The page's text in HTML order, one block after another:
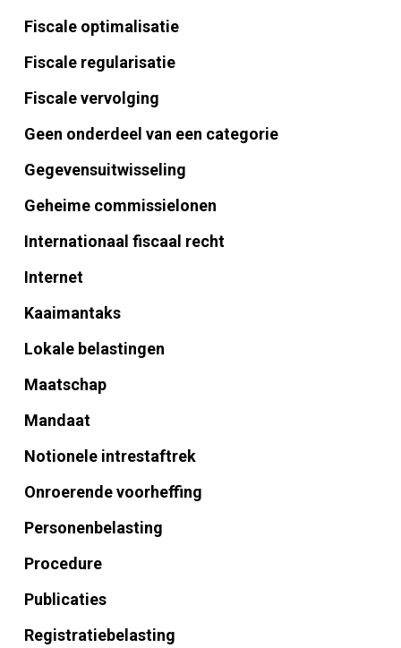
Fiscale optimalisatie
Fiscale regularisatie
Fiscale vervolging
Geen onderdeel van een categorie
Gegevensuitwisseling
Geheime commissielonen
Internationaal fiscaal recht
Internet
Kaaimantaks
Lokale belastingen
Maatschap
Mandaat
Notionele intrestaftrek
Onroerende voorheffing
Personenbelasting
Procedure
Publicaties
Registratiebelasting